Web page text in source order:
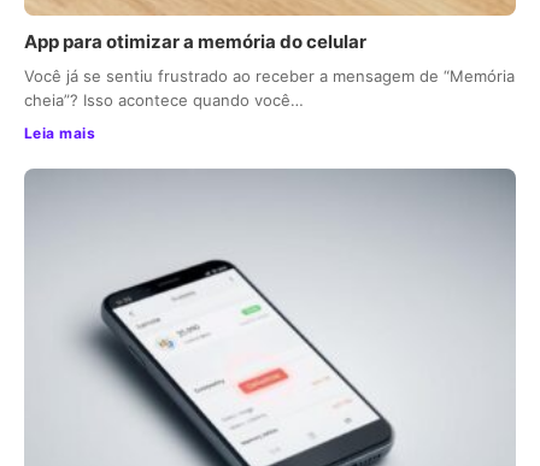
App para otimizar a memória do celular
Você já se sentiu frustrado ao receber a mensagem de “Memória
cheia”? Isso acontece quando você…
Leia mais